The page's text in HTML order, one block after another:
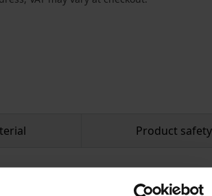
Product
politically active. There is now